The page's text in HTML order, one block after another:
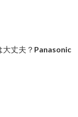
大丈夫？Panasonic